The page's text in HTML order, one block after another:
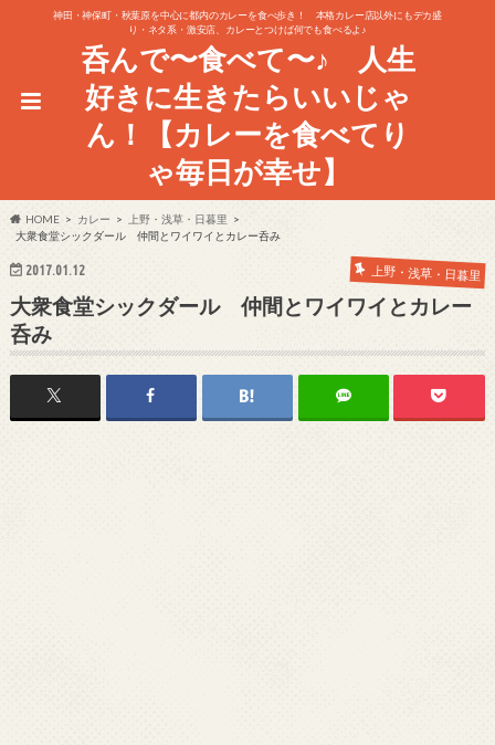
神田・神保町・秋葉原を中心に都内のカレーを食べ歩き！ 本格カレー店以外にもデカ盛
り・ネタ系・激安店、カレーとつけば何でも食べるよ♪
呑んで〜食べて〜♪ 人生
好きに生きたらいいじゃ
ん！【カレーを食べてり
ゃ毎日が幸せ】
HOME カレー
上野・浅草・日暮里
大衆食堂シックダール 仲間とワイワイとカレー呑み
2017.01.12 上野・浅草・日暮里
大衆食堂シックダール 仲間とワイワイとカレー
呑み